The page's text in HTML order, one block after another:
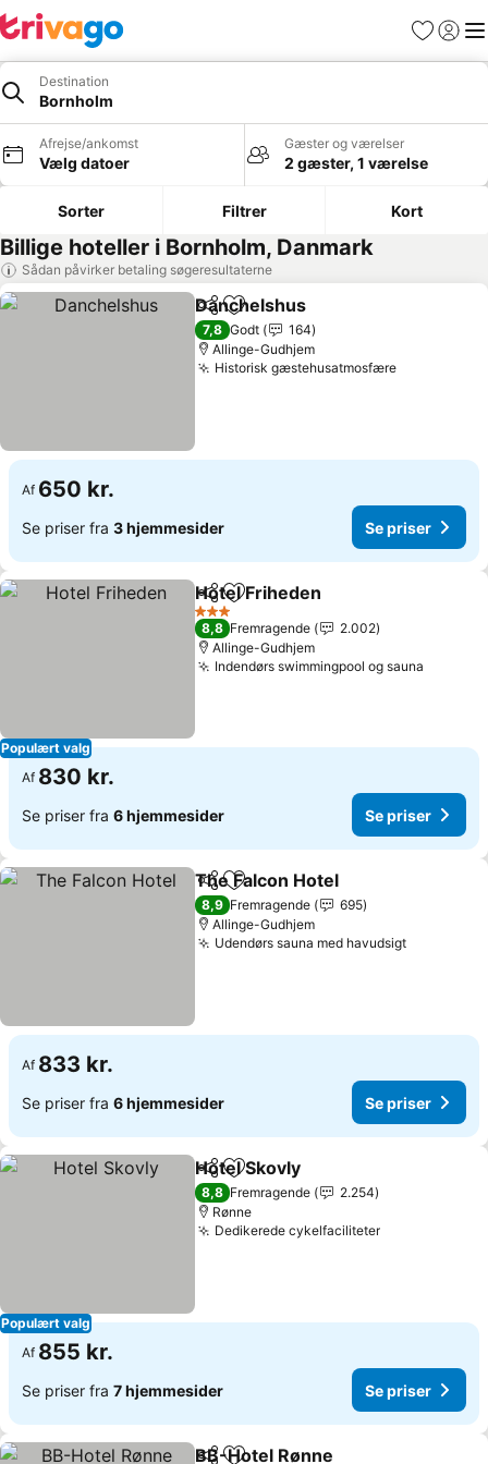
Favoritter
Log ind
Destination
Bornholm
Afrejse/ankomst
Vælg datoer
Gæster og værelser
2 gæster, 1 værelse
Sorter Filtrer Kort
Billige hoteller i Bornholm, Danmark
Sådan påvirker betaling søgeresultaterne
Del Føj til favoritter
Danchelshus
7,8 Godt
164
Allinge-Gudhjem
Historisk gæstehusatmosfæreSe priser
Af 650 kr.
Se priser fra 3 hjemmesider Se priser
Populært valg
Del Føj til favoritter
Hotel Friheden
3 Stjerner
8,8 Fremragende
2.002
Allinge-Gudhjem
Indendørs swimmingpool og sauna
Af 830 kr.
Se priser fra 6 hjemmesider Se priser
Del Føj til favoritter
The Falcon Hotel
8,9 Fremragende
695
Allinge-Gudhjem
Udendørs sauna med havudsigtSe priser
Af 833 kr.
Se priser fra 6 hjemmesider Se priser
Populært valg
Del Føj til favoritter
Hotel Skovly
8,8 Fremragende
2.254
Rønne
Dedikerede cykelfaciliteterSe priser
Af 855 kr.
Se priser fra 7 hjemmesider Se priser
BB-Hotel Rønne